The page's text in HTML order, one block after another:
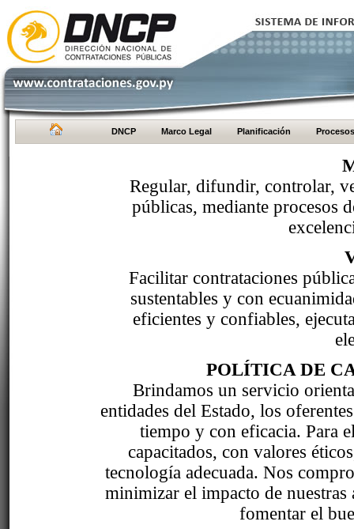
DNCP Marco Legal Planificación Procesos
Regular, difundir, controlar,
públicas, mediante procesos
Facilitar contrataciones
sustentables y con
eficientes y confiables,
POLÍTICA DE
Brindamos un servicio
entidades del Estado, los
tiempo y con eficacia. Para
capacitados, con valores
tecnología adecuada. Nos
minimizar el impacto de
fomentar el